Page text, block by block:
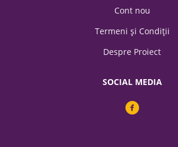
Cont nou
Termeni şi Condiții
Despre Proiect
SOCIAL MEDIA